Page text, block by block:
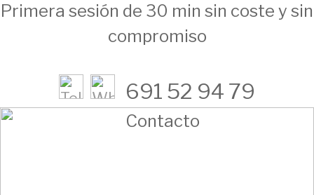
Primera sesión de 30 min sin coste y sin
compromiso
691 52 94 79